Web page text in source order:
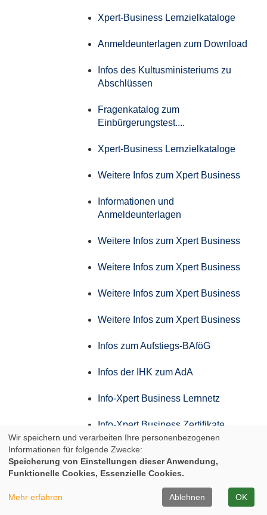
Xpert-Business Lernzielkataloge
Anmeldeunterlagen zum Download
Infos des Kultusministeriums zu
Abschlüssen
Fragenkatalog zum
Einbürgerungstest....
Xpert-Business Lernzielkataloge
Weitere Infos zum Xpert Business
Informationen und
Anmeldeunterlagen
Weitere Infos zum Xpert Business
Weitere Infos zum Xpert Business
Weitere Infos zum Xpert Business
Weitere Infos zum Xpert Business
Infos zum Aufstiegs-BAföG
Infos der IHK zum AdA
Info-Xpert Business Lernnetz
Info-Xpert Business Zertifikate
Weitere Infos zum Xpert Business
Weitere Infos zum Xpert Business
Weitere Infos zum Xpert Business
Wir speichern und verarbeiten Ihre personenbezogenen
Informationen für folgende Zwecke:
Speicherung von Einstellungen dieser Anwendung,
Funktionelle Cookies, Essenzielle Cookies.
Mehr erfahren Ablehnen OK